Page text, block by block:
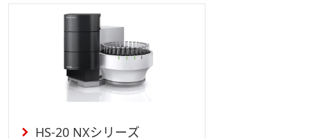
HS-20 NXシリーズ